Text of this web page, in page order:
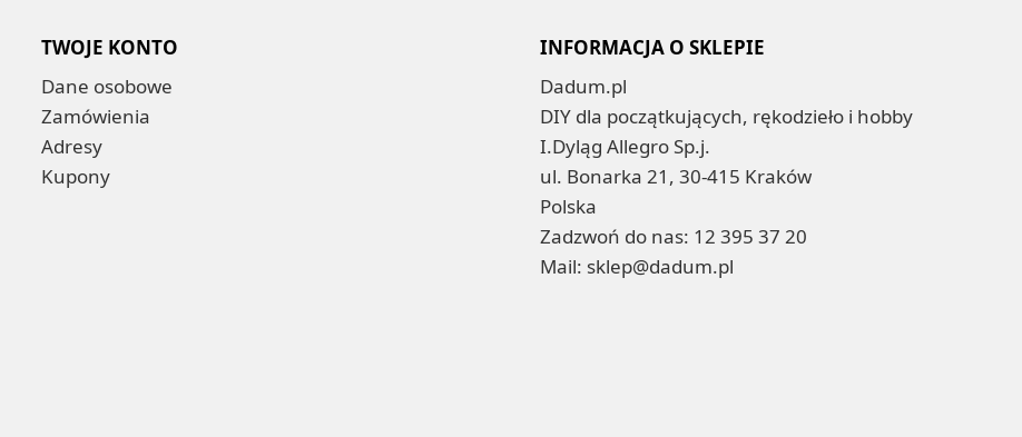
TWOJE KONTO
Dane osobowe
Zamówienia
Adresy
Kupony
INFORMACJA O SKLEPIE
Dadum.pl
DIY dla początkujących, rękodzieło i hobby
I.Dyląg Allegro Sp.j.
ul. Bonarka 21, 30-415 Kraków
Polska
Zadzwoń do nas: 12 395 37 20
Mail: sklep@dadum.pl